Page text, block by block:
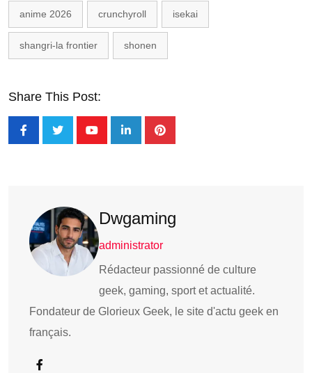
anime 2026 crunchyroll isekai
shangri-la frontier shonen
Share This Post:
Dwgaming
administrator
Rédacteur passionné de culture
geek, gaming, sport et actualité.
Fondateur de Glorieux Geek, le site d'actu geek en
français.